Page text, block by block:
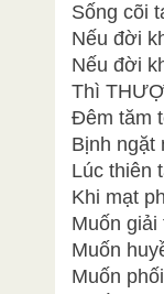
Sống cõi
Nếu đời
Nếu đời
Thì
Đêm tăm
Bịnh ngặt
Lúc thiên
Khi mạt
Muốn
Muốn
Muốn